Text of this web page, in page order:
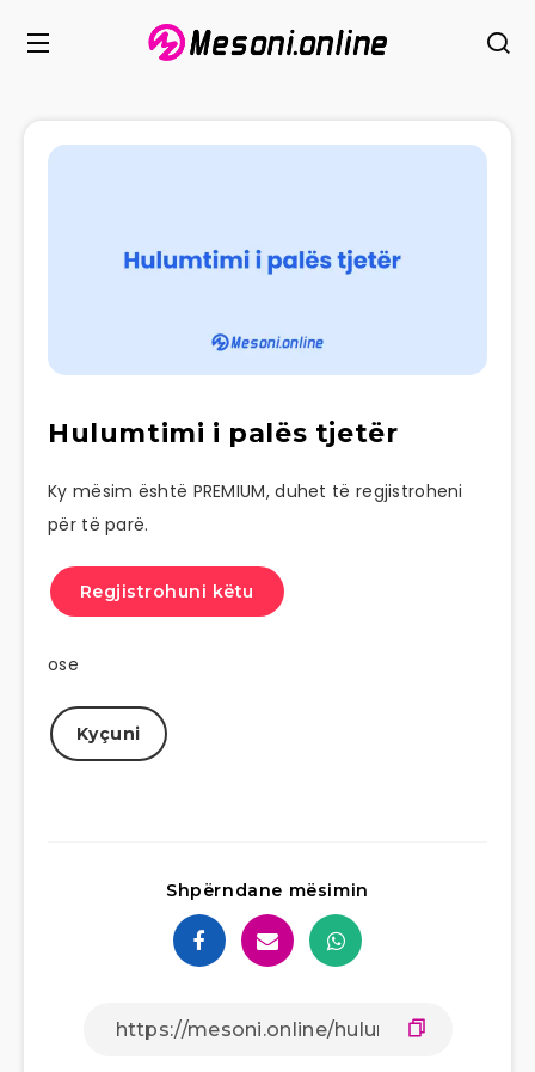
Hulumtimi i palës tjetër
Ky mësim është PREMIUM, duhet të regjistroheni
për të parë.
Regjistrohuni këtu
ose
Kyçuni
Shpërndane mësimin